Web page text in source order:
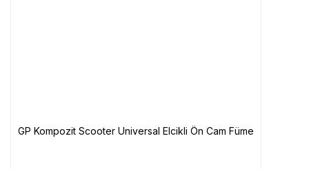
GP Kompozit Scooter Universal Elcikli Ön Cam Füme